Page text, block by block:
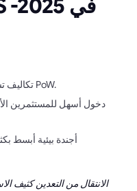
تكاليف تشغيل أقل بكثير مقارنة بتعدين PoW.
دخول أسهل للمستثمرين
أجندة بيئية أبسط